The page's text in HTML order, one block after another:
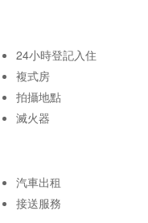
24小時登記入住
複式房
拍攝地點
滅火器
汽車出租
接送服務